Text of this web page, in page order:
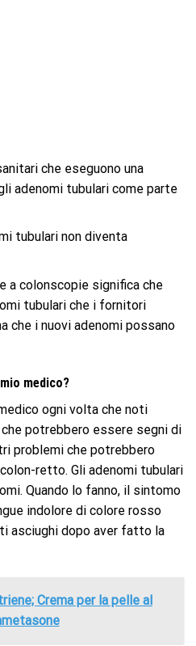
che eseguono una
adenomi tubulari come parte
tubulari non diventa
a colonscopie significa che
tubulari che i fornitori
che i nuovi adenomi possano
medico?
ogni volta che noti
potrebbero essere segni di
problemi che potrebbero
retto. Gli adenomi tubulari
Quando lo fanno, il sintomo
indolore di colore rosso
asciughi dopo aver fatto la
Crema per la pelle al